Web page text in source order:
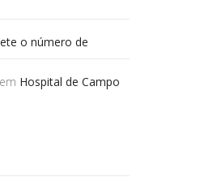
o número de
São Paulo - Revista
em Hospital de Campo